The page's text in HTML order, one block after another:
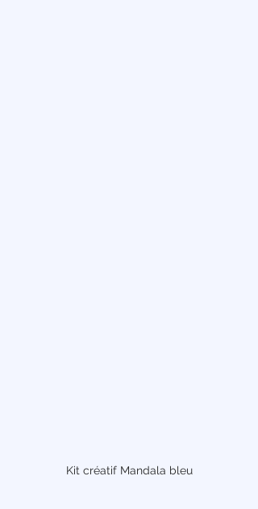
Kit créatif Mandala bleu